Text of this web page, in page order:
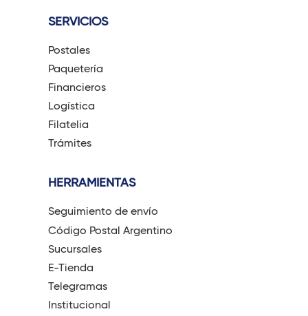
SERVICIOS
Postales
Paquetería
Financieros
Logística
Filatelia
Trámites
HERRAMIENTAS
Seguimiento de envío
Código Postal Argentino
Sucursales
E-Tienda
Telegramas
Institucional